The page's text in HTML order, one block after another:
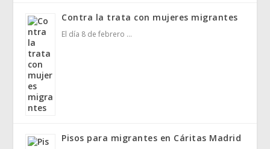
Contra la trata con mujeres migrantes
El día 8 de febrero …
Pisos para migrantes en Cáritas Madrid